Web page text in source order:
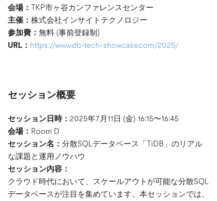
会場： TKP市ヶ谷カンファレンスセンター
主催： 株式会社インサイトテクノロジー
参加費： 無料 (事前登録制)
URL： https://www.db-tech-showcase.com/2025/
セッション概要
セッション日時： 2025年7月11日 (金) 16:15〜16:45
会場： Room D
セッション名： 分散SQLデータベース「TiDB」のリアル
な課題と運用ノウハウ
セッション内容：
クラウド時代において、スケールアウトが可能な分散SQL
データベースが注目を集めています。本セッションでは、